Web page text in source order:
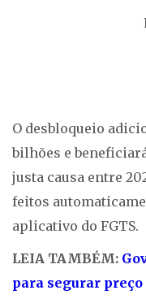
O desbloqueio
bilhões e
justa causa entre
feitos
aplicativo do FGTS.
LEIA TAMBÉM:
para segurar